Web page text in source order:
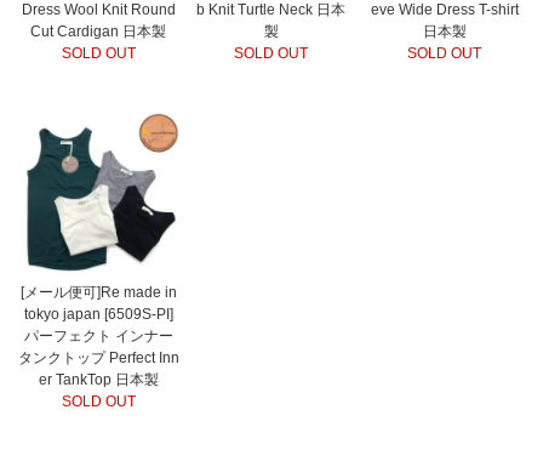
Dress Wool Knit Round
Cut Cardigan 日本製
SOLD OUT
b Knit Turtle Neck 日本
製
SOLD OUT
eve Wide Dress T-shirt
日本製
SOLD OUT
[メール便可]Re made in
tokyo japan [6509S-PI]
パーフェクト インナー
タンクトップ Perfect Inn
er TankTop 日本製
SOLD OUT